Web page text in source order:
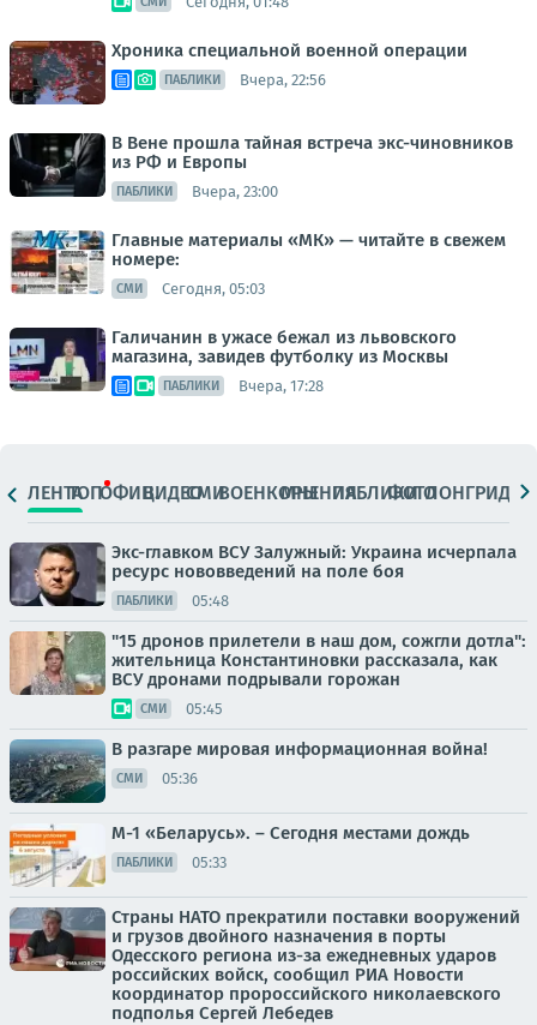
Хроника специальной военной операции
ПАБЛИКИ Вчера, 22:56
В Вене прошла тайная встреча экс-чиновников
из РФ и Европы
ПАБЛИКИ Вчера, 23:00
Главные материалы «МК» — читайте в свежем
номере:
СМИ Сегодня, 05:03
Галичанин в ужасе бежал из львовского
магазина, завидев футболку из Москвы
ПАБЛИКИ Вчера, 17:28
ЛЕНТАТОПОФИЦ.ВИДЕОСМИВОЕНКОРЫМНЕНИЯПАБЛИКИ
ФОТОЛОНГРИДЫ
Экс-главком ВСУ Залужный: Украина исчерпала
ресурс нововведений на поле боя
ПАБЛИКИ 05:48
"15 дронов прилетели в наш дом, сожгли дотла":
жительница Константиновки рассказала, как
ВСУ дронами подрывали горожан
СМИ 05:45
В разгаре мировая информационная война!
СМИ 05:36
М-1 «Беларусь». – Сегодня местами дождь
ПАБЛИКИ 05:33
Страны НАТО прекратили поставки вооружений
и грузов двойного назначения в порты
Одесского региона из-за ежедневных ударов
российских войск, сообщил РИА Новости
координатор пророссийского николаевского
подполья Сергей Лебедев